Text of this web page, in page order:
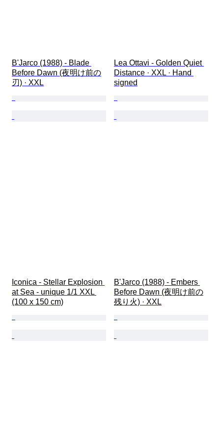
B'Jarco (1988) - Blade
Before Dawn (夜明け前の
刃) · XXL
Lea Ottavi - Golden Quiet
Distance · XXL · Hand
signed
Iconica - Stellar Explosion
at Sea - unique 1/1 XXL
(100 x 150 cm)
B'Jarco (1988) - Embers
Before Dawn (夜明け前の
残り火) · XXL